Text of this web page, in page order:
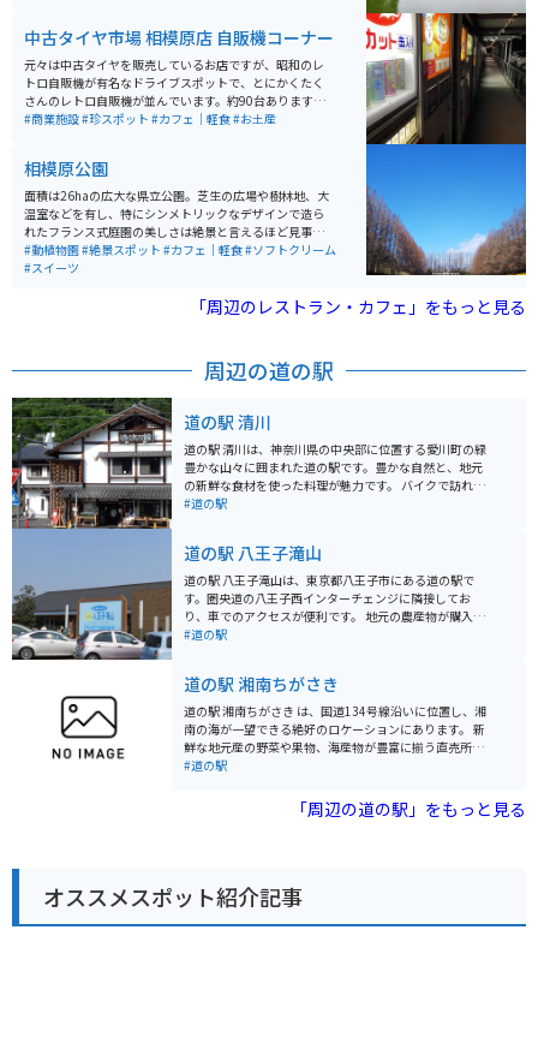
る梅林、大滝、甘酒や抹茶が飲めるやくし茶屋、また国
や都が指定している文化財になっている建物などがあ
り、とても見どころ満載です。 冬から春にかけての梅、
春の桜、藤や花菖蒲、秋には真っ赤な紅葉と季節によっ
て変化する公園の景観を楽しむのもおすすめです。
中古タイヤ市場 相模原店 自販機コーナー
元々は中古タイヤを販売しているお店ですが、昭和のレ
トロ自販機が有名なドライブスポットで、とにかくたく
さんのレトロ自販機が並んでいます。約90台あります。
飲み物はもちろん、お菓子やパン類、麺類等食べ物も種
でいます。
#商業施設#珍スポット #カフェ｜軽食#お土産
相模原公園
面積は26haの広大な県立公園。芝生の広場や樹林地、大
温室などを有し、特にシンメトリックなデザインで造ら
れたフランス式庭園の美しさは絶景と言えるほど見事な
もの。南側には相模原市立の「相模原麻溝公園」も隣接
していて、レジャースポットとしても魅力抜群！県内外
#動植物園#絶景スポット #カフェ｜軽食#ソフトクリーム
#スイーツ
「周辺のレストラン・カフェ」をもっと見る
周辺の道の駅
道の駅 清川
道の駅 清川は、神奈川県の中央部に位置する愛川町の緑
豊かな山々に囲まれた道の駅です。豊かな自然と、地元
の新鮮な食材を使った料理が魅力です。 バイクで訪れる
際は、宮ヶ瀬湖やヤビツ峠など、周辺のワインディング
品である、新鮮な野菜や果物、手作りジャムなどが人気
です。また、レストランでは、地元産の食材をふんだん
に使った料理を楽しむことができます。特に、地元産の
猪肉を使った「猪肉丼」は、ここでしか味わえない人気
メニューです。
#道の駅
道の駅 八王子滝山
道の駅 八王子滝山は、東京都八王子市にある道の駅で
す。圏央道の八王子西インターチェンジに隣接してお
り、車でのアクセスが便利です。 地元の農産物が購入で
きる「農産物直売所」や、地元食材を使った料理が楽し
野菜は人気が高く、旬の野菜を目当てに訪れる人も多く
います。レストランでは、八王子ラーメンや、地元産の
野菜を使った料理などが人気です。 バイクで訪れる場
合、駐車場も広く停めやすいので安心です。ツーリング
の休憩場所としてもおすすめです。道の駅のすぐ近くに
を訪れた際には、ぜひ地元産の野菜や、特産品のお土産
#道の駅
道の駅 湘南ちがさき
道の駅 湘南ちがさき は、国道134号線沿いに位置し、湘
南の海が一望できる絶好のロケーションにあります。 新
鮮な地元産の野菜や果物、海産物が豊富に揃う直売所
は、湘南の豊かな恵みを感じられるスポットです。朝ど
使ったジュースなど、湘南の味覚を堪能できます。 ま
た、レストランでは、しらす丼や地魚を使った料理な
方には、無料の駐輪場が用意されているので安心です。
国道134号線は、海岸線を走る風光明媚なルートなの
で、ツーリングの休憩スポットとしても最適です。近隣
#道の駅
「周辺の道の駅」をもっと見る
オススメスポット紹介記事